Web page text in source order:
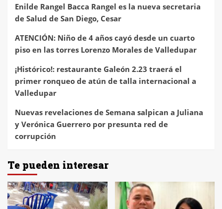
Enilde Rangel Bacca Rangel es la nueva secretaria
de Salud de San Diego, Cesar
ATENCIÓN: Niño de 4 años cayó desde un cuarto
piso en las torres Lorenzo Morales de Valledupar
¡Histórico!: restaurante Galeón 2.23 traerá el
primer ronqueo de atún de talla internacional a
Valledupar
Nuevas revelaciones de Semana salpican a Juliana
y Verónica Guerrero por presunta red de
corrupción
Te pueden interesar